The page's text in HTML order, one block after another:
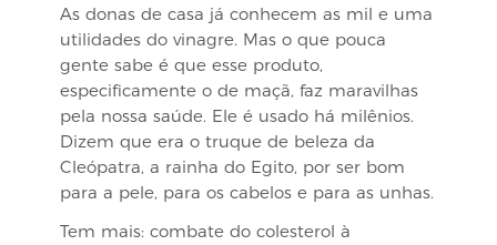
As donas de casa já conhecem as mil e uma
utilidades do vinagre. Mas o que pouca
gente sabe é que esse produto,
especificamente o de maçã, faz maravilhas
pela nossa saúde. Ele é usado há milênios.
Dizem que era o truque de beleza da
Cleópatra, a rainha do Egito, por ser bom
para a pele, para os cabelos e para as unhas.
Tem mais: combate do colesterol à